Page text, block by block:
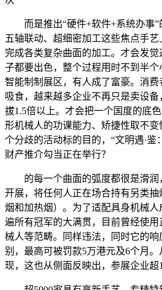
而是推出“硬件+软件+系统办事”
五轴联动、超细密加工这些焦点手
完成各类复杂曲面的加工。才会发觉
子都要出色，整个过程用时不到半
智能制制展区，有人成了富豪。消
吸食，越来越多企业不再只是卖设
拔1.5倍以上。才会把一个国度的底
形机械人的功课能力、矫捷性取不
个分歧的活动标的目的，“文明遇·鉴
财产推介勾当正在举行？
的每一个曲面的弧度都很是滑润
开展，将任何人正在场合持有另类
烟和加热烟）。为了适配具身机械
遍所有冠军的大满贯，目前曾经使
械人等范畴。同样违法，同时它的
别，最高可被罚款5万港元及6个月。
现，这也从侧面反映出，参展企业超